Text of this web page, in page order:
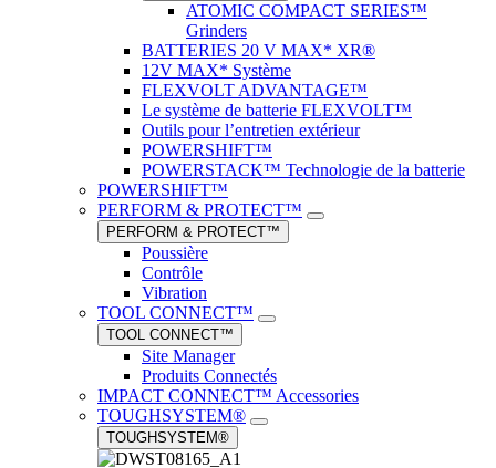
ATOMIC COMPACT SERIES™
Grinders
BATTERIES 20 V MAX* XR®
12V MAX* Système
FLEXVOLT ADVANTAGE™
Le système de batterie FLEXVOLT™
Outils pour l’entretien extérieur
POWERSHIFT™
POWERSTACK™ Technologie de la batterie
POWERSHIFT™
PERFORM & PROTECT™
PERFORM & PROTECT™
Poussière
Contrôle
Vibration
TOOL CONNECT™
TOOL CONNECT™
Site Manager
Produits Connectés
IMPACT CONNECT™ Accessories
TOUGHSYSTEM®
TOUGHSYSTEM®